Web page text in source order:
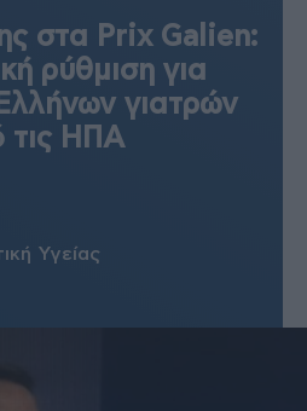
στα Prix Galien:
ρύθμιση για
γιατρών
τις ΗΠΑ
Υγείας